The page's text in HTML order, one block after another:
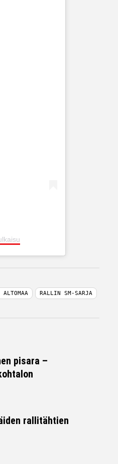
ALTOMAA RALLIN SM-SARJA
pisara –
rallitähtien